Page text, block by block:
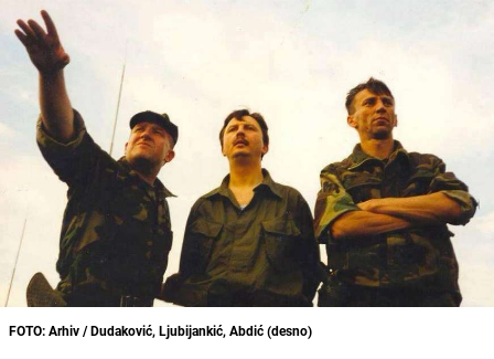
FOTO: Arhiv / Dudaković, Ljubijankić, Abdić (desno)